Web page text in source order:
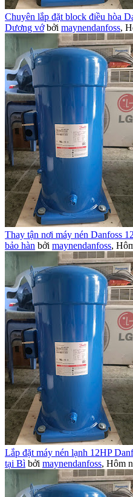
Chuyên lắp đặt block điều hòa
Dương vớ bởi maynendanfoss,
Thay tận nơi máy nén Danfoss
bảo hàn bởi maynendanfoss,
Lắp đặt máy nén lạnh 12HP
tại Bì bởi maynendanfoss, Hôm